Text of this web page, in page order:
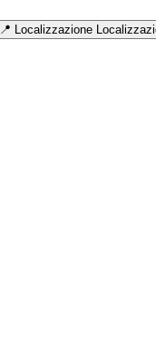
📍 Localizzazione